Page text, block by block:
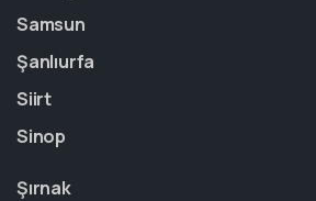
Samsun
Şanlıurfa
Siirt
Sinop
Şırnak